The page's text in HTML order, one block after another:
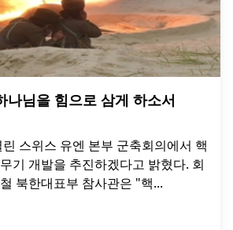
나님을 힘으로 삼게 하소서
스위스 유엔 본부 군축회의에서 핵
기 개발을 추진하겠다고 밝혔다. 회
북한대표부 참사관은 "핵...